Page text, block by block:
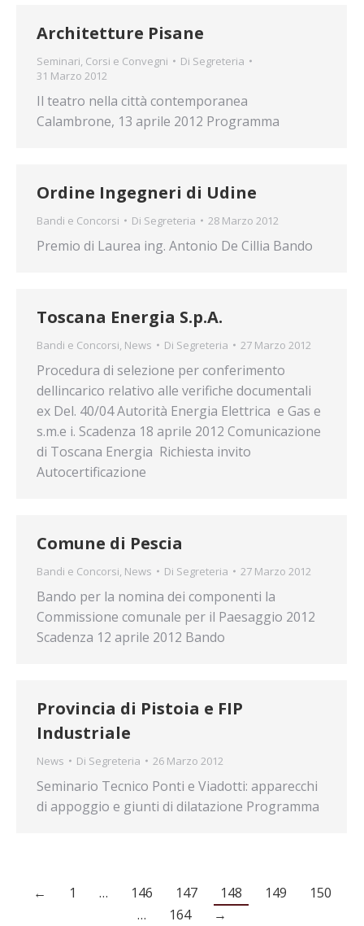
Architetture Pisane
Seminari, Corsi e Convegni Di Segreteria
31 Marzo 2012
Il teatro nella città contemporanea
Calambrone, 13 aprile 2012 Programma
Ordine Ingegneri di Udine
Bandi e Concorsi Di Segreteria 28 Marzo 2012
Premio di Laurea ing. Antonio De Cillia Bando
Toscana Energia S.p.A.
Bandi e Concorsi, News Di Segreteria 27 Marzo 2012
Procedura di selezione per conferimento
dellincarico relativo alle verifiche documentali
ex Del. 40/04 Autorità Energia Elettrica e Gas e
s.m.e i. Scadenza 18 aprile 2012 Comunicazione
di Toscana Energia Richiesta invito
Autocertificazione
Comune di Pescia
Bandi e Concorsi, News Di Segreteria 27 Marzo 2012
Bando per la nomina dei componenti la
Commissione comunale per il Paesaggio 2012
Scadenza 12 aprile 2012 Bando
Provincia di Pistoia e FIP
Industriale
News Di Segreteria 26 Marzo 2012
Seminario Tecnico Ponti e Viadotti: apparecchi
di appoggio e giunti di dilatazione Programma
← 1 … 146 147 148 149
150
…
164 →